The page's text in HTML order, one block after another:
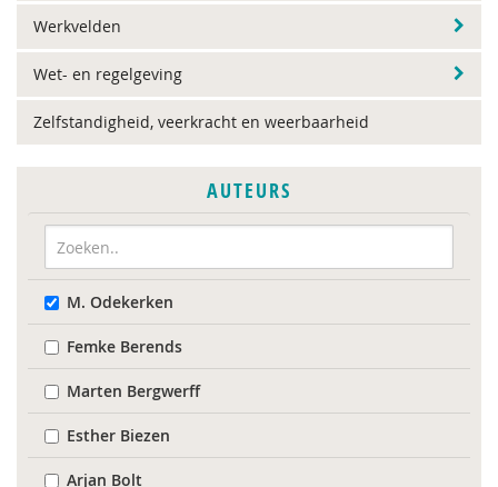
Werkvelden
Wet- en regelgeving
Zelfstandigheid, veerkracht en weerbaarheid
AUTEURS
M. Odekerken
Femke Berends
Marten Bergwerff
Esther Biezen
Arjan Bolt